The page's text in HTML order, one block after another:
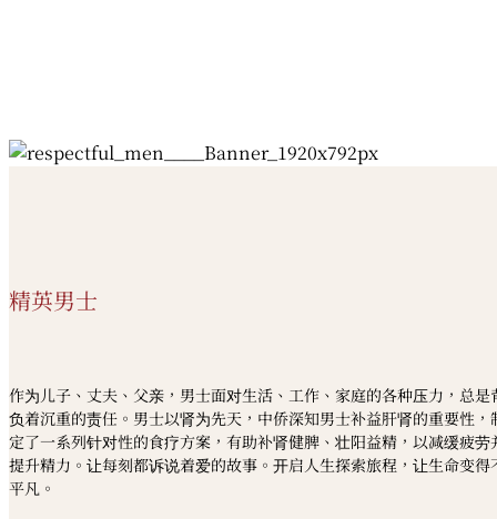
精英男士
作为儿子、丈夫、父亲，男士面对生活、工作、家庭的各种压力，总是
负着沉重的责任。男士以肾为先天，中侨深知男士补益肝肾的重要性，
定了一系列针对性的食疗方案，有助补肾健脾、壮阳益精，以减缓疲劳
提升精力。让每刻都诉说着爱的故事。开启人生探索旅程，让生命变得
平凡。